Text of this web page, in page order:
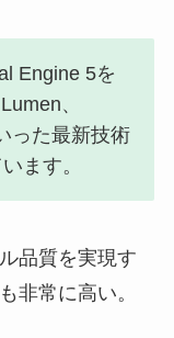
Engine 5を
、
った最新技術
ます。
品質を実現す
非常に高い。